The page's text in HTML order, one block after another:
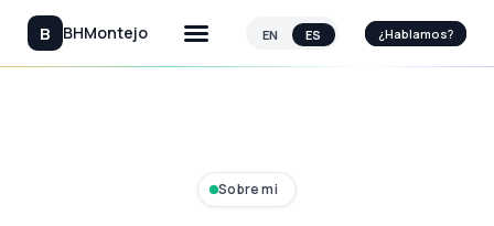
B BHMontejo ¿Hablamos?
¿Hablamos?
Sobre mi